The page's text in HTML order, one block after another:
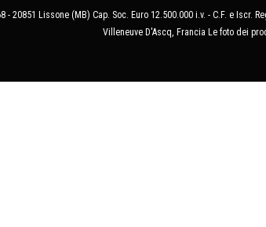
- 20851 Lissone (MB) Cap. Soc. Euro 12.500.000 i.v. - C.F. e Iscr.
Villeneuve D'Ascq, Francia Le foto dei